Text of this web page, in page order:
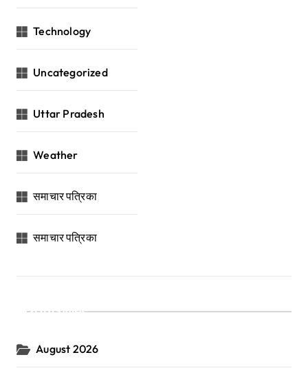
Technology
Uncategorized
Uttar Pradesh
Weather
समाचार पत्रिका
समाचार पत्रिका
Archives
August 2026